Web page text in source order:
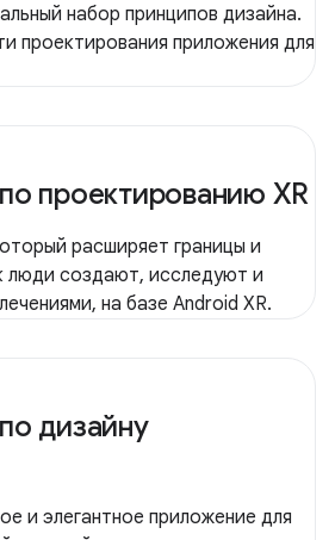
набор принципов дизайна.
проектирования приложения для
проектированию XR
расширяет границы и
люди создают, исследуют и
на базе Android XR.
дизайну
и элегантное приложение для